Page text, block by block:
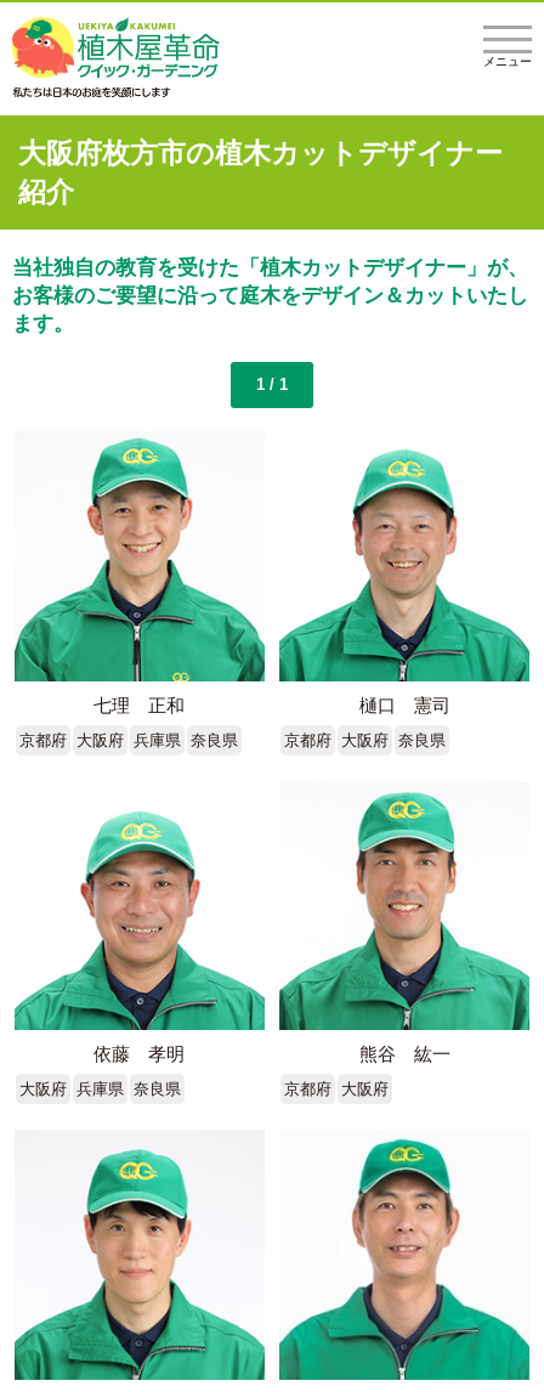
メニュー
大阪府枚方市の植木カットデザイナー
紹介
当社独自の教育を受けた「植木カットデザイナー」が、
お客様のご要望に沿って庭木をデザイン＆カットいたし
ます。
1 / 1
七理 正和
京都府 大阪府 兵庫県 奈良県
樋口 憲司
京都府 大阪府 奈良県
依藤 孝明
大阪府 兵庫県 奈良県
熊谷 紘一
京都府 大阪府